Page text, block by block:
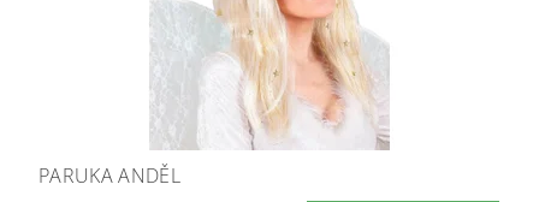
PARUKA ANDĚL